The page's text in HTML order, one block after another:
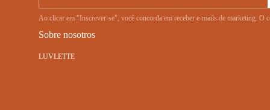
Ao clicar em "Inscrever-se", você concorda em receber e-mails de marketing. O
Sobre nosotros
LUVLETTE